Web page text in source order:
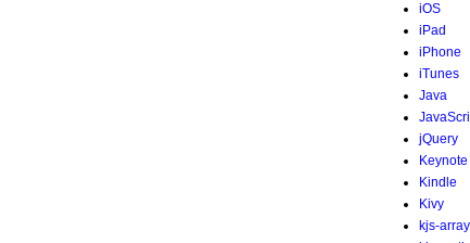
iOS
iPad
iPhone
iTunes
Java
jQuery
Keynote
Kindle
Kivy
kjs-array